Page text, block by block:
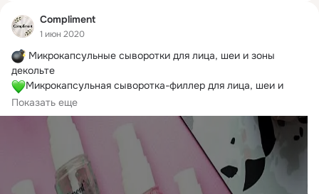
Compliment
1 июн 2020
Микрокапсульные сыворотки для лица, шеи и зоны
Микрокапсульная сыворотка-филлер для лица, шеи и
зоны декольте Phyto Collagen
Показать еще